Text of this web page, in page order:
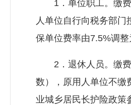
1．单位职工。缴费
人单位自行向税务部
保单位费率由7.5%调
2．退休人员。缴费
数），原用人单位不缴
业城乡居民长护险政策